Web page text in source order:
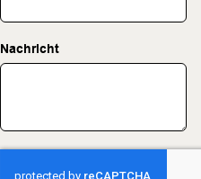
Nachricht